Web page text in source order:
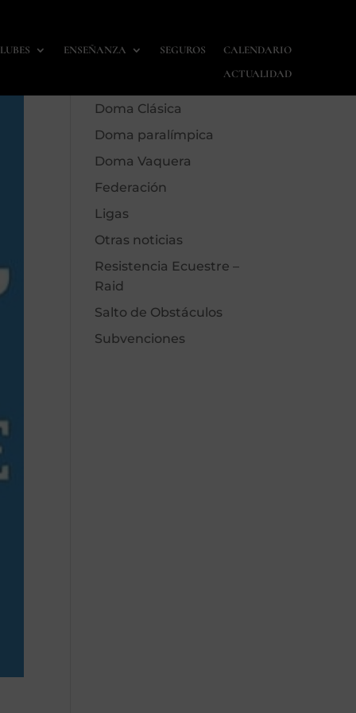
ENSEÑANZA SEGUROS
CALENDARIO
ACTUALIDAD
Calendario
Doma Clásica
Doma paralímpica
Doma Vaquera
Federación
Ligas
Otras noticias
Resistencia Ecuestre –
Raid
Salto de Obstáculos
Subvenciones